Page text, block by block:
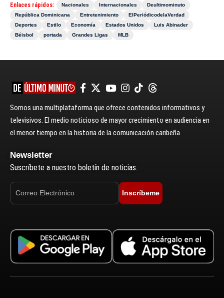
Enlaces rápidos: Nacionales Internacionales
Deultimominuto
República Dominicana
Entretenimiento
ElPeriódicodelaVerdad
Deportes
Estilo Economía Estados Unidos
Luis Abinader
Béisbol
portada Grandes Ligas MLB
Somos una multiplataforma que ofrece contenidos informativos y
televisivos. El medio noticioso de mayor crecimiento en audiencia en
el menor tiempo en la historia de la comunicación caribeña.
Newsletter
Suscríbete a nuestro boletín de noticias.
Inscríbeme